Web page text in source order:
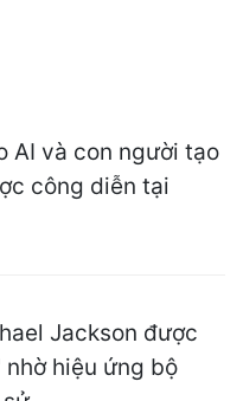
AI và con người tạo
công diễn tại
Jackson được
nhờ hiệu ứng bộ